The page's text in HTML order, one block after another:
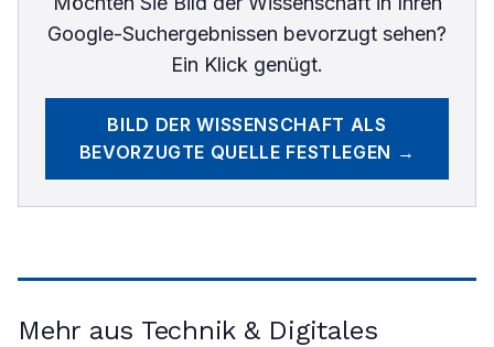
Google-Suchergebnissen bevorzugt sehen?
Ein Klick genügt.
BILD DER WISSENSCHAFT ALS
BEVORZUGTE QUELLE FESTLEGEN →
Mehr aus Technik & Digitales